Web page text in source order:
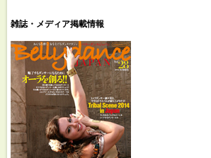
雑誌・メディア掲載情報